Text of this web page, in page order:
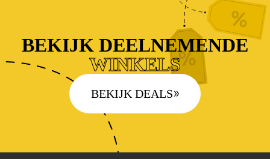
BEKIJK DEELNEMENDE
WINKELS
BEKIJK DEALS